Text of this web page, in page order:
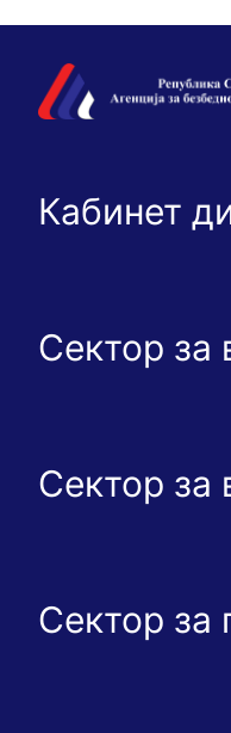
Кабинет
Сектор за
Сектор за
Сектор за